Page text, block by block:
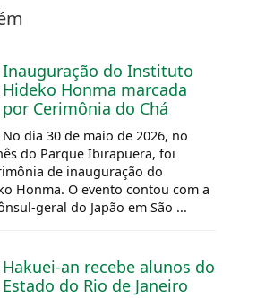
Inauguração do Instituto
Hideko Honma marcada
por Cerimônia do Chá
No dia 30 de maio de 2026, no
do Parque Ibirapuera, foi
de inauguração do
Honma. O evento contou com a
geral do Japão em São ...
Hakuei-an recebe alunos do
Estado do Rio de Janeiro